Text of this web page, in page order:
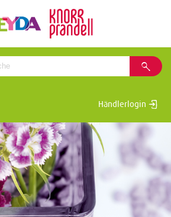
Händlerlogin